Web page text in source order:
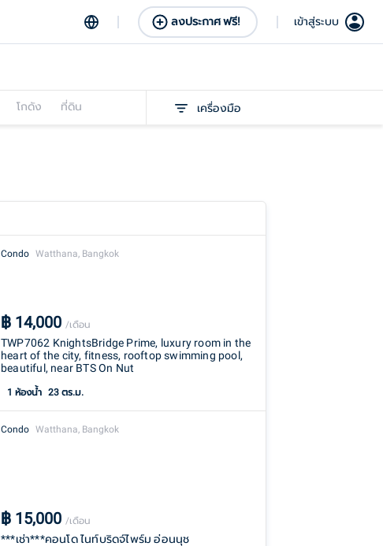
ลงประกาศ ฟรี! เข้าสู่ระบบ
โกดัง ที่ดิน เครื่องมือ
Condo Watthana, Bangkok
฿ 14,000 /เดือน
TWP7062 KnightsBridge Prime, luxury room in the
heart of the city, fitness, rooftop swimming pool,
beautiful, near BTS On Nut
1 ห้องน้ำ 23 ตร.ม.
Condo Watthana, Bangkok
฿ 15,000 /เดือน
***เช่า***คอนโด ไนท์บริดจ์ไพร์ม อ่อนนุช